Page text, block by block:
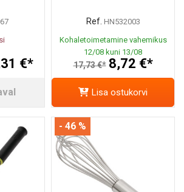
€*
Ref. HN532003
Kohaletoimetamine vahemikus
12/08 kuni 13/08
17,73 €* 8,72 €*
Lisa ostukorvi
- 46 %